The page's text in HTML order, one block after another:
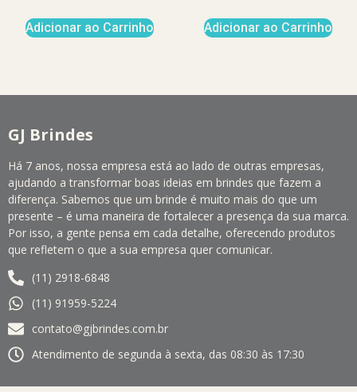
Adicionar ao Carrinho Adicionar ao Carrinho
GJ Brindes
Há 7 anos, nossa empresa está ao lado de outras empresas,
ajudando a transformar boas ideias em brindes que fazem a
diferença. Sabemos que um brinde é muito mais do que um
presente – é uma maneira de fortalecer a presença da sua marca.
Por isso, a gente pensa em cada detalhe, oferecendo produtos
que refletem o que a sua empresa quer comunicar.
(11) 2918-6848
(11) 91959-5224
contato@gjbrindes.com.br
Atendimento de segunda à sexta, das 08:30 às 17:30